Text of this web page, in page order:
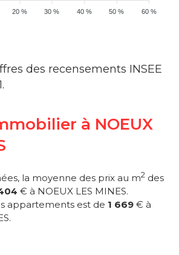
60 %
50 %
40 %
30 %
20 %
des recensements INSEE
à NOEUX
la moyenne des prix au m2 des
€ à NOEUX LES MINES.
appartements est de 1 669 € à